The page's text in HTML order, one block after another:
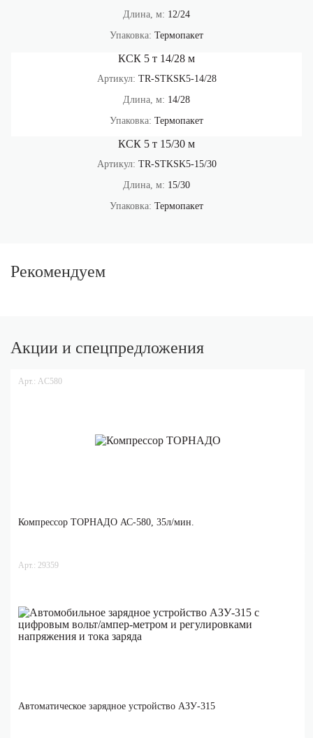
Длина, м: 12/24
Упаковка: Термопакет
КСК 5 т 14/28 м
Артикул: TR-STKSK5-14/28
Длина, м: 14/28
Упаковка: Термопакет
КСК 5 т 15/30 м
Артикул: TR-STKSK5-15/30
Длина, м: 15/30
Упаковка: Термопакет
Рекомендуем
Акции и спецпредложения
Арт.: AC580
Компрессор ТОРНАДО АС-580, 35л/мин.
Арт.: 29359
Автоматическое зарядное устройство АЗУ-315